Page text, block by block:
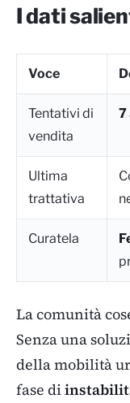
I dati
Voce
Tentativi di
vendita
7
Ultima
trattativa
Curatela
La comunità
Senza una
della mobilità
fase di